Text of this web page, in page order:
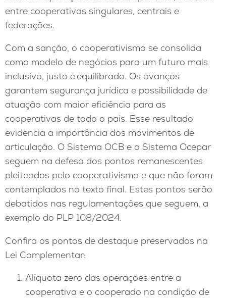
entre cooperativas singulares, centrais e
federações.
Com a sanção, o cooperativismo se consolida
como modelo de negócios para um futuro mais
inclusivo, justo e equilibrado. Os avanços
garantem segurança jurídica e possibilidade de
atuação com maior eficiência para as
cooperativas de todo o país. Esse resultado
evidencia a importância dos movimentos de
articulação. O Sistema OCB e o Sistema Ocepar
seguem na defesa dos pontos remanescentes
pleiteados pelo cooperativismo e que não foram
contemplados no texto final. Estes pontos serão
debatidos nas regulamentações que seguem, a
exemplo do PLP 108/2024.
Confira os pontos de destaque preservados na
Lei Complementar:
Alíquota zero das operações entre a
cooperativa e o cooperado na condição de